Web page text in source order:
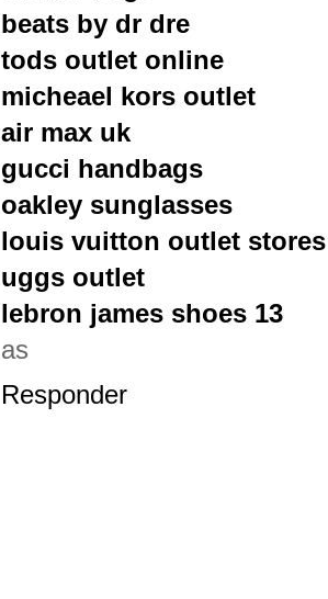
beats by dr dre
tods outlet online
micheael kors outlet
air max uk
gucci handbags
oakley sunglasses
louis vuitton outlet stores
uggs outlet
lebron james shoes 13
as
Responder